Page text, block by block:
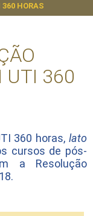
HORAS
UTI 360
360 horas, lato
cursos de pós-
a Resolução